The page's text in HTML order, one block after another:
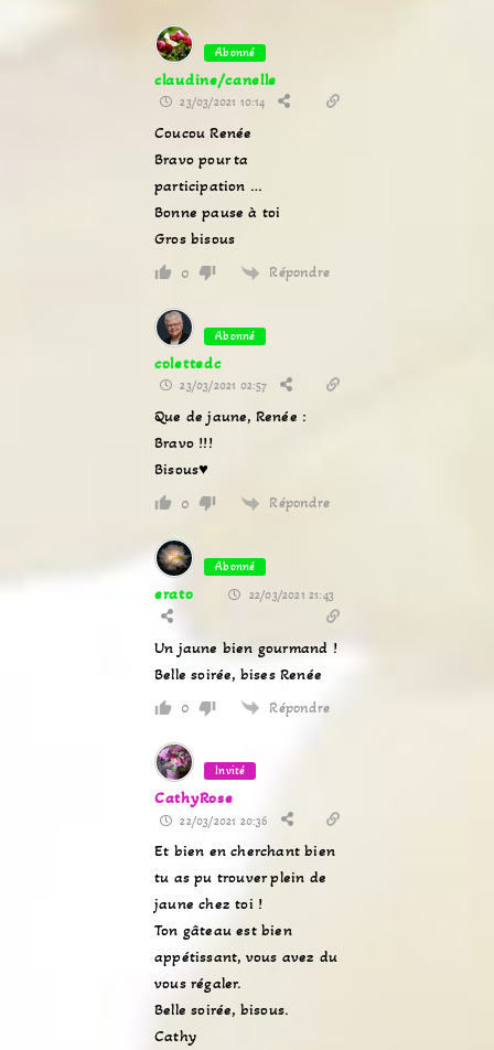
Abonné
claudine/canelle
23/03/2021 10:14
Coucou Renée
Bravo pour ta
participation …
Bonne pause à toi
Gros bisous
0 Répondre
Abonné
colettedc
23/03/2021 02:57
Que de jaune, Renée :
Bravo !!!
Bisous♥
0 Répondre
Abonné
erato 22/03/2021 21:43
Un jaune bien gourmand !
Belle soirée, bises Renée
0 Répondre
Invité
CathyRose
22/03/2021 20:36
Et bien en cherchant bien
tu as pu trouver plein de
jaune chez toi !
Ton gâteau est bien
appétissant, vous avez du
vous régaler.
Belle soirée, bisous.
Cathy